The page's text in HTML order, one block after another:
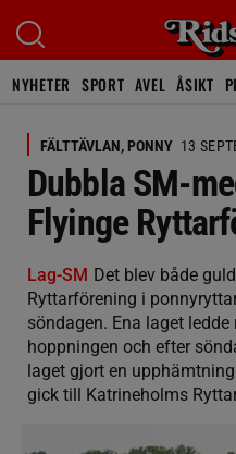
NYHETER SPORT AVEL ÅSIKT
FÄLTTÄVLAN, PONNY 13
Dubbla SM-
Flyinge
Lag-SM Det blev både
Ryttarförening i
söndagen. Ena laget
hoppningen och efter
laget gjort en
gick till Katrineholms